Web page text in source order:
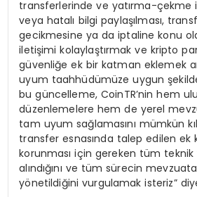
transferlerinde ve yatırma-çekme
veya hatalı bilgi paylaşılması,
gecikmesine ya da iptaline konu
iletişimi kolaylaştırmak ve kripto
güvenliğe ek bir katman eklemek
uyum taahhüdümüze uygun
bu güncelleme, CoinTR’nin hem
düzenlemelere hem de yerel
tam uyum sağlamasını mümkün
transfer esnasında talep edilen ek
korunması için gereken tüm
alındığını ve tüm sürecin
yönetildiğini vurgulamak isteriz”